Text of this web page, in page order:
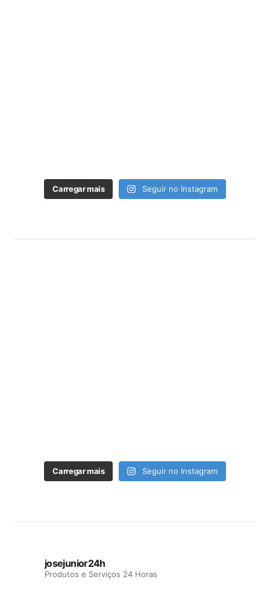
Carregar mais Seguir no Instagram
Carregar mais Seguir no Instagram
josejunior24h
Produtos e Serviços 24 Horas